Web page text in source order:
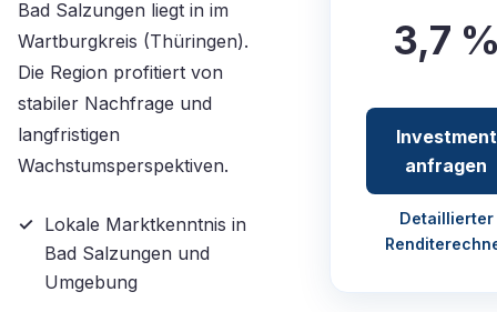
Bad Salzungen liegt in im
Wartburgkreis (Thüringen).
Die Region profitiert von
stabiler Nachfrage und
langfristigen
Wachstumsperspektiven.
Lokale Marktkenntnis in
Bad Salzungen und
Umgebung
3,7
Investment
anfragen
Detaillierter